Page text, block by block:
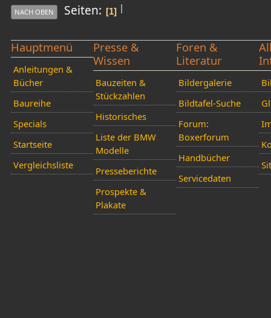
|
NACH OBEN Seiten 1
Hauptmenü
Anleitungen &
Bücher
Baureihe
Specials
Startseite
Vergleichsliste
Presse &
Wissen
Bauzeiten &
Stückzahlen
Historisches
Liste der BMW
Modelle
Presseberichte
Prospekte &
Plakate
Foren &
Literatur
Bildergalerie
Bildtafel-Suche
Forum:
Boxerforum
Handbücher
Servicedaten